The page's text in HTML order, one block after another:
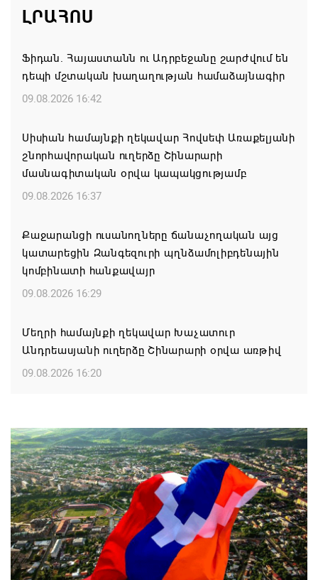
ԼՐԱՀՈՍ
Ֆիդան. Հայաստանն ու Ադրբեջանը շարժվում են
դեպի մշտական խաղաղության համաձայնագիր
09.08.2026 16:42
Սիսիան համայնքի ղեկավար Հովսեփ Առաքելյանի
շնորհավորական ուղերձը Շինարարի
մասնագիտական օրվա կապակցությամբ
09.08.2026 16:37
Քաջարանցի ուսանողները ճանաչողական այց
կատարեցին Զանգեզուրի պղնձամոլիբդենային
կոմբինատի հանքավայր
09.08.2026 16:29
Մեղրի համայնքի ղեկավար Խաչատուր
Անդրեասյանի ուղերձը Շինարարի օրվա առթիվ
09.08.2026 16:20
Փարամազյանի ուղերձը` Շինարարի
մասնագիտական օրվա կապակցությամբ
09.08.2026 16:12
Երևանի ո՞ր վարչական շրջաններում և ՀՀ ո՞ր
մարզերում են բնակարաններն ամենաշատը
թանկացել
08.08.2026 21:31